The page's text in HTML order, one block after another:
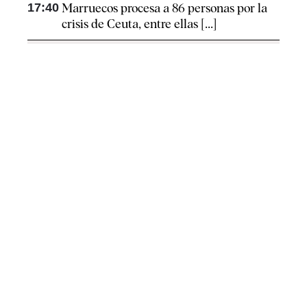
17:40 Marruecos procesa a 86 personas por la
crisis de Ceuta, entre ellas [...]